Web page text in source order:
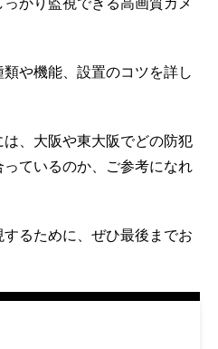
かり監視できる高画質カメ
や機能、設置のコツを詳し
、大阪や東大阪でどの防犯
ているのか、ご参考になれ
るために、ぜひ最後までお